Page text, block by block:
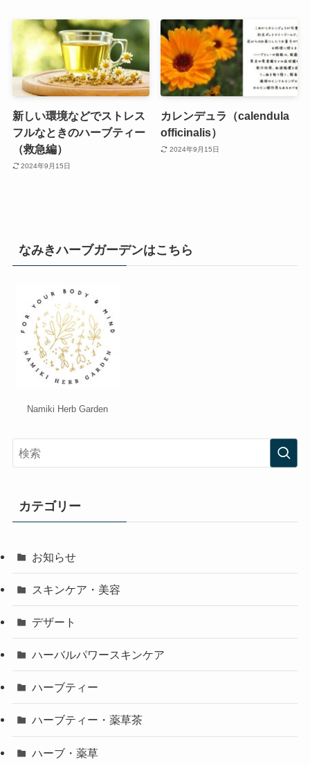
新しい環境などでストレス
フルなときのハーブティー
（救急編）
2024年9月15日
カレンデュラ（calendula
officinalis）
2024年9月15日
なみきハーブガーデンはこちら
Namiki Herb Garden
カテゴリー
お知らせ
スキンケア・美容
デザート
ハーバルパワースキンケア
ハーブティー
ハーブティー・薬草茶
ハーブ・薬草